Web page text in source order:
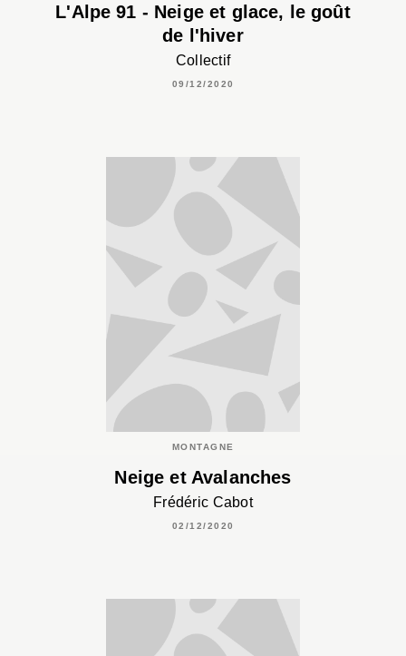
L'Alpe 91 - Neige et glace, le goût
de l'hiver
Collectif
09/12/2020
MONTAGNE
Neige et Avalanches
Frédéric Cabot
02/12/2020